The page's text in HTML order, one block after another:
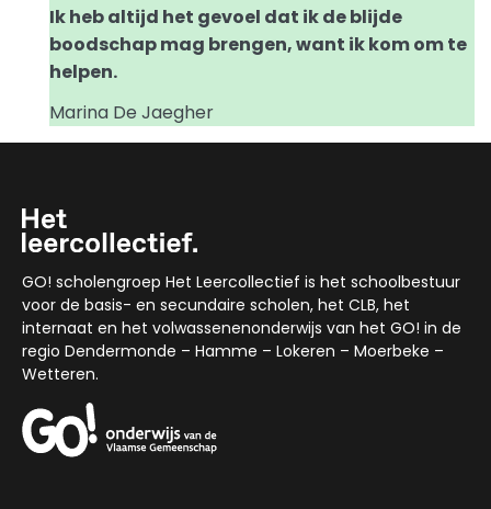
Ik heb altijd het gevoel dat ik de blijde
boodschap mag brengen, want ik kom om te
helpen.
Marina De Jaegher
GO! scholengroep Het Leercollectief is het schoolbestuur
voor de basis- en secundaire scholen, het CLB, het
internaat en het volwassenenonderwijs van het GO! in de
regio Dendermonde – Hamme – Lokeren – Moerbeke –
Wetteren.